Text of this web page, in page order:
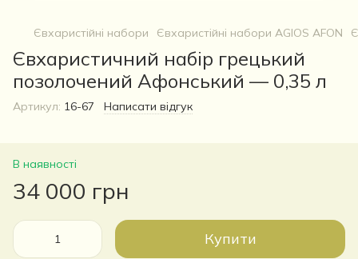
Євхаристійні набори Євхаристійні набори AGIOS AFON
Євхаристичний набір грецький
позолочений Афонський — 0,35 л
Артикул: 16-67 Написати відгук
В наявності
34 000 грн
Купити